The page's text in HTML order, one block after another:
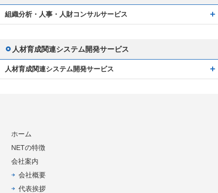
組織分析・人事・人財コンサルサービス
人材育成関連システム開発サービス
人材育成関連システム開発サービス
ホーム
NETの特徴
会社案内
会社概要
代表挨拶